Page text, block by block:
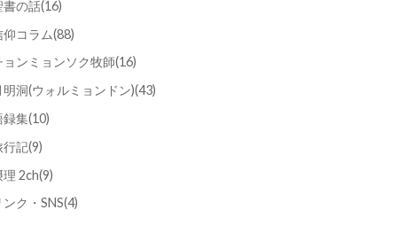
書の話(16)
仰コラム(88)
ョンミョンソク牧師(16)
明洞(ウォルミョンドン)(43)
録集(10)
行記(9)
理 2ch(9)
ンク・SNS(4)